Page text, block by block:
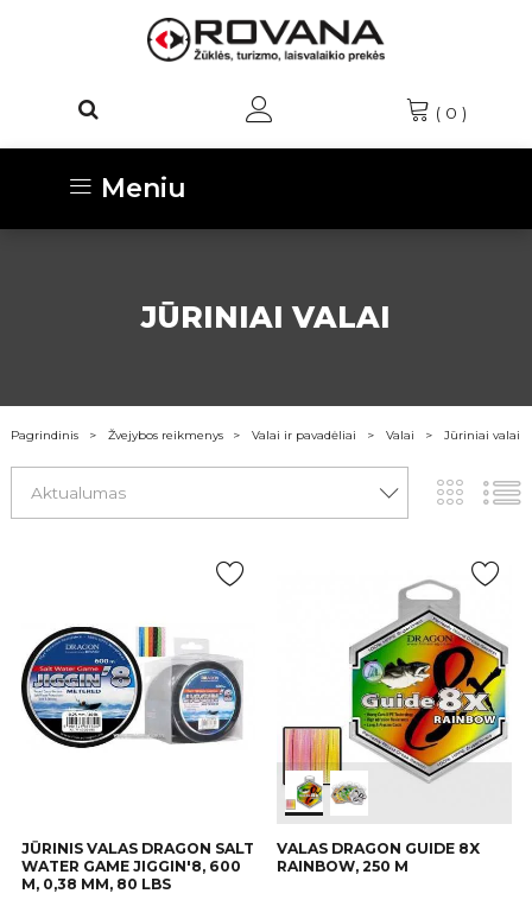
( 0 )
Meniu
JŪRINIAI VALAI
Pagrindinis Žvejybos reikmenys Valai ir pavadėliai Valai Jūriniai valai
Aktualumas
JŪRINIS VALAS DRAGON SALT
WATER GAME JIGGIN'8, 600
M, 0,38 MM, 80 LBS
VALAS DRAGON GUIDE 8X
RAINBOW, 250 M